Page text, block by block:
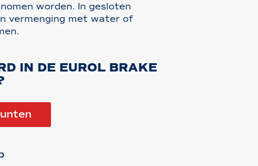
worden. In gesloten
vermenging met water of
IN DE EUROL BRAKE